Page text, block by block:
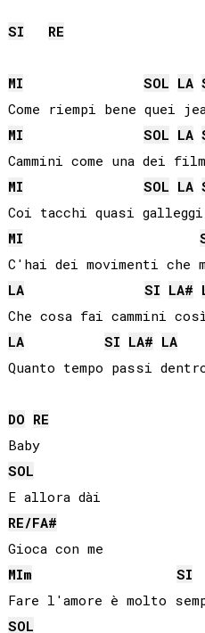
SI RE
MI SOL LA
MI
SOL LA
MI
SOL LA
MI
LA
SI LA#
LA
SI LA# LA
DO RE
Baby
SOL
RE/FA#
MIm
SI
SOL